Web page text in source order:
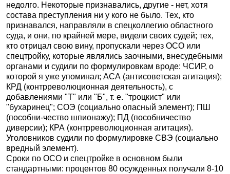
недолго. Некоторые признавались, другие - нет, хотя
состава преступления ни у кого не было. Тех, кто
признавался, направляли в спецколлегию областного
суда, и они, по крайней мере, видели своих судей; тех,
кто отрицал свою вину, пропускали через ОСО или
спецтройку, которые являлись заочными, внесудебными
органами и судили по формулировкам вроде: ЧСИР, о
которой я уже упоминал; АСА (антисоветская агитация);
КРД (контрреволюционная деятельность), с
добавлениями "Т" или "Б", т. е. "троцкист" или
"бухаринец"; СОЭ (социально опасный элемент); ПШ
(пособни-чество шпионажу); ПД (пособничество
диверсии); КРА (контрреволюционная агитация).
Уголовников судили по формулировке СВЭ (социально
вредный элемент).
Сроки по ОСО и спецтройке в основном были
стандартными: процентов 80 осужденных получали 8-10